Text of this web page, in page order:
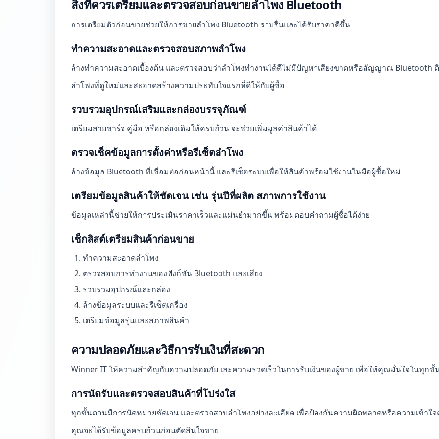
สิ่งที่ควรเตรียมและตรวจสอบก่อนขายลำโพง Bluetooth
การเตรียมตัวก่อนขายช่วยให้การขายลำโพง Bluetooth ราบรื่นและได้รับราคาดีขึ้น
ทำความสะอาดและตรวจสอบสภาพลำโพง
ล้างทำความสะอาดเบื้องต้น และตรวจสอบว่าลำโพงทำงานได้ดีไม่มีปัญหาเสียงขาดหรือสัญญาณ Bluetooth
ลำโพงที่ดูใหม่และสะอาดสร้างความประทับใจแรกที่ดีให้กับผู้ซื้อ
รวบรวมอุปกรณ์เสริมและกล่องบรรจุภัณฑ์
เตรียมสายชาร์จ คู่มือ หรือกล่องเดิมให้ครบถ้วน จะช่วยเพิ่มมูลค่าสินค้าได้
ตรวจเช็คข้อมูลการตั้งค่าหรือรีเซ็ตลำโพง
ล้างข้อมูล Bluetooth ที่เชื่อมต่อก่อนหน้านี้ และรีเซ็ตระบบเพื่อให้สินค้าพร้อมใช้งานในมือผู้ซื้อใหม่
เตรียมข้อมูลสินค้าให้ชัดเจน เช่น รุ่นปีที่ผลิต สภาพการใช้งาน
ข้อมูลเหล่านี้ช่วยให้การประเมินราคาเร็วและแม่นยำมากขึ้น พร้อมตอบคำถามผู้ซื้อได้ง่าย
เช็กลิสต์เตรียมสินค้าก่อนขาย
ทำความสะอาดลำโพง
ตรวจสอบการทำงานของฟังก์ชัน Bluetooth และเสียง
รวบรวมอุปกรณ์และกล่อง
ล้างข้อมูลระบบและรีเซ็ตเครื่อง
เตรียมข้อมูลรุ่นและสภาพสินค้า
ความปลอดภัยและวิธีการรับเงินที่สะดวก
Winner IT ให้ความสำคัญกับความปลอดภัยและความรวดเร็วในการรับเงินของผู้ขาย เพื่อให้คุณมั่นใจในทุกขั้
การนัดรับและตรวจสอบสินค้าที่โปร่งใส
ทุกขั้นตอนมีการนัดหมายชัดเจน และตรวจสอบลำโพงอย่างละเอียด เพื่อป้องกันความผิดพลาดหรือความเข้าใ
คุณจะได้รับข้อมูลครบถ้วนก่อนตัดสินใจขาย